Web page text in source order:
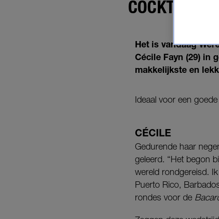
Het is vandaag
Cécile Fayn (29) in
makkelijkste en
Ideaal voor een
CÉCILE
Gedurende haar
geleerd. “Het begon
wereld rondgereisd.
Puerto Rico,
rondes voor de